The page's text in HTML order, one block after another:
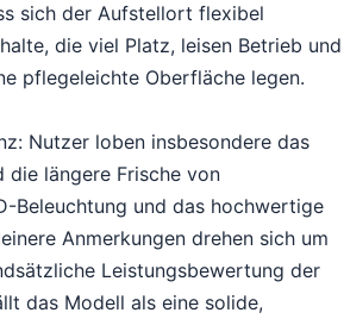
sich der Aufstellort flexibel
die viel Platz, leisen Betrieb und
pflegeleichte Oberfläche legen.
Nutzer loben insbesondere das
die längere Frische von
Beleuchtung und das hochwertige
Anmerkungen drehen sich um
Leistungsbewertung der
das Modell als eine solide,